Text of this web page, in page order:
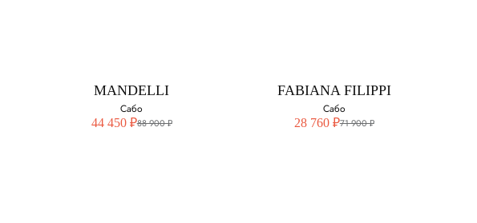
MANDELLI
Сабо
44 450 ₽88 900 ₽
FABIANA FILIPPI
Сабо
28 760 ₽71 900 ₽